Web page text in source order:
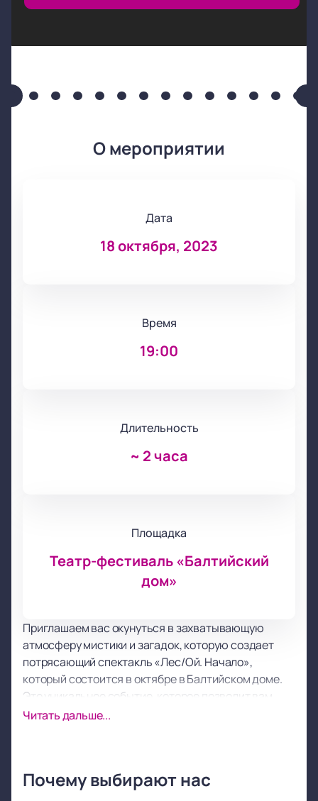
О мероприятии
Дата
18 октября, 2023
Время
19:00
Длительность
~ 2 часа
Площадка
Театр-фестиваль «Балтийский
дом»
Приглашаем вас окунуться в захватывающую
атмосферу мистики и загадок, которую создает
потрясающий спектакль «Лес/Ой. Начало»,
который состоится в октябре в Балтийском доме.
Это уникальное событие, которое позволит вам
перенестись в мир неописуемой красоты и
Спектакль, проводимый профессиональными
Читать дальше...
Почему выбирают нас